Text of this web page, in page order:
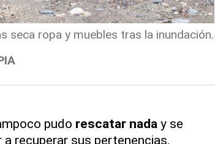
seca ropa y muebles tras la inundación.
pudo rescatar nada y se
a recuperar sus pertenencias.